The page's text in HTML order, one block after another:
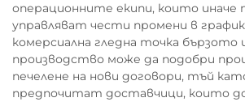
операционните екипи, които иначе
управляват чести промени в
комерсиална гледна точка бързото
производство може да подобри
печелене на нови договори, тъй
предпочитат доставчици, които